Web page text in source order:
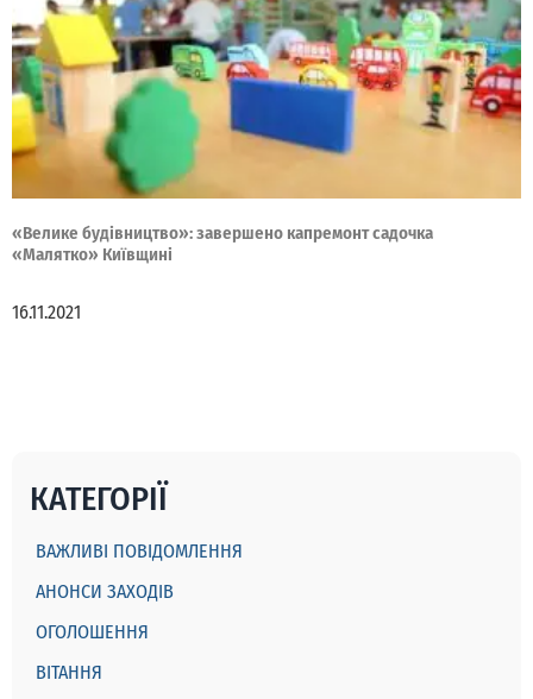
«Велике будівництво»: завершено капремонт садочка
«Малятко» Київщині
16.11.2021
КАТЕГОРІЇ
ВАЖЛИВІ ПОВІДОМЛЕННЯ
АНОНСИ ЗАХОДІВ
ОГОЛОШЕННЯ
ВІТАННЯ